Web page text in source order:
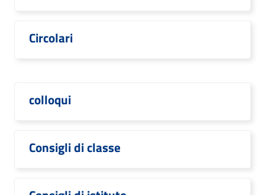
Circolari
colloqui
Consigli di classe